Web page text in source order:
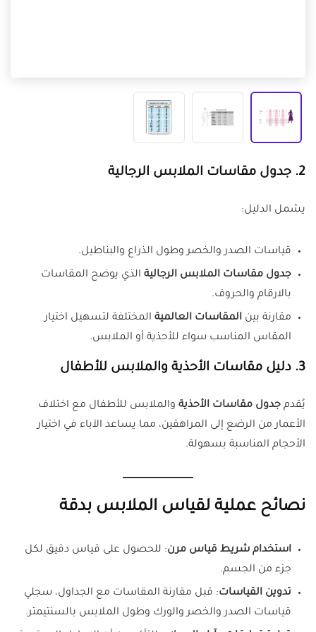
2. جدول مقاسات الملابس الرجالية
يشمل الدليل:
قياسات الصدر والخصر وطول الذراع والبناطيل.
جدول مقاسات الملابس الرجالية الذي يوضح المقاسات
بالارقام والحروف.
مقارنة بين المقاسات العالمية المختلفة لتسهيل اختيار
المقاس المناسب سواء للأحذية أو الملابس.
3. دليل مقاسات الأحذية والملابس للأطفال
يُقدم جدول مقاسات الأحذية والملابس للأطفال مع اختلاف
الأعمار من الرضع إلى المراهقين، مما يساعد الآباء في اختيار
الأحجام المناسبة بسهولة.
نصائح عملية لقياس الملابس بدقة
استخدام شريط قياس مرن: للحصول على قياس دقيق لكل
جزء من الجسم.
تدوين القياسات: قبل مقارنة المقاسات مع الجداول، سجلي
قياسات الصدر والخصر والورك وطول الملابس بالسنتيمتر.